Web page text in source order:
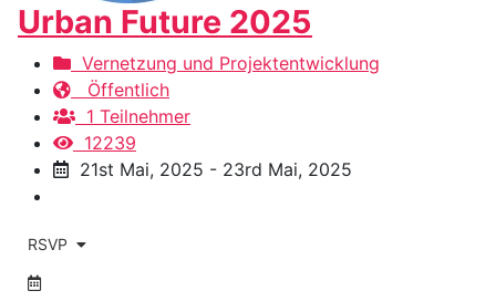
Urban Future 2025
Vernetzung und Projektentwicklung
Öffentlich
1 Teilnehmer
12239
21st Mai, 2025 - 23rd Mai, 2025
RSVP